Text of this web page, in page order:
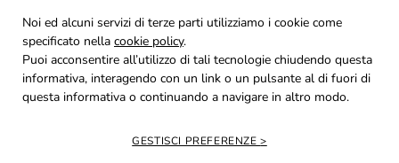
AREA RISERVATA
PRIVACY
COOKIES
Noi ed alcuni servizi di terze parti utilizziamo i cookie come
specificato nella cookie policy.
Puoi acconsentire all’utilizzo di tali tecnologie chiudendo questa
informativa, interagendo con un link o un pulsante al di fuori di
questa informativa o continuando a navigare in altro modo.
GESTISCI PREFERENZE